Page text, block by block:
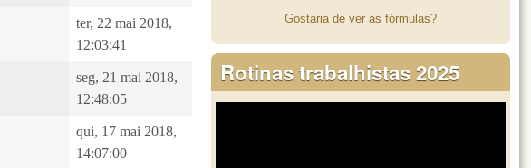
ter, 22 mai 2018,
12:03:41
seg, 21 mai 2018,
12:48:05
qui, 17 mai 2018,
14:07:00
Gostaria de ver as fórmulas?
Rotinas trabalhistas 2025